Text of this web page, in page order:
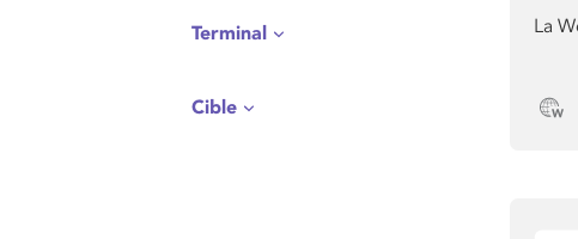
Terminal
Cible
La